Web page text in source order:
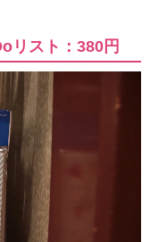
リスト：380円